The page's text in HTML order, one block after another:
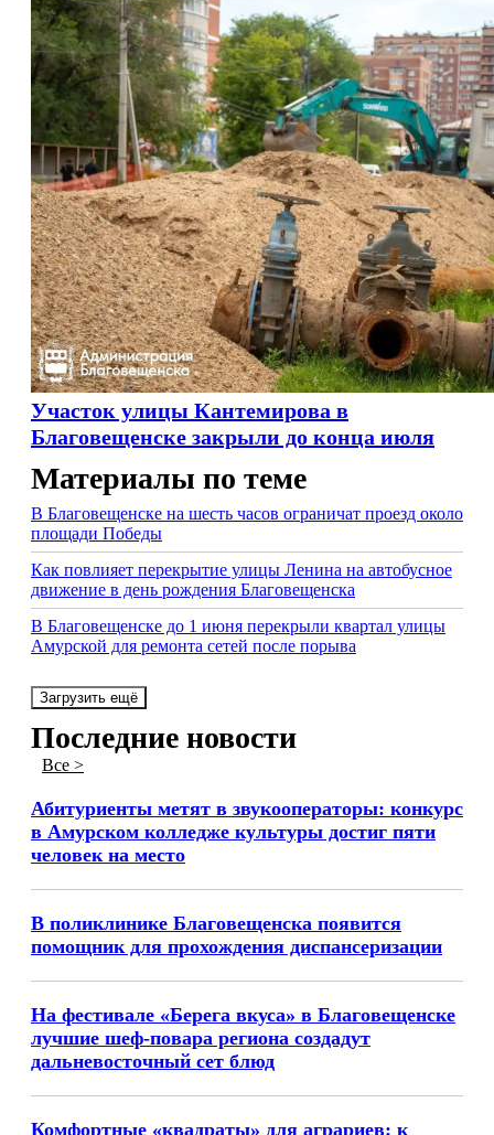
Участок улицы Кантемирова в
Благовещенске закрыли до конца июля
Материалы по теме
В Благовещенске на шесть часов ограничат проезд около
площади Победы
Как повлияет перекрытие улицы Ленина на автобусное
движение в день рождения Благовещенска
В Благовещенске до 1 июня перекрыли квартал улицы
Амурской для ремонта сетей после порыва
Загрузить ещё
Последние новости
Все >
Абитуриенты метят в звукооператоры: конкурс
в Амурском колледже культуры достиг пяти
человек на место
В поликлинике Благовещенска появится
помощник для прохождения диспансеризации
На фестивале «Берега вкуса» в Благовещенске
лучшие шеф-повара региона создадут
дальневосточный сет блюд
Комфортные «квадраты» для аграриев: к